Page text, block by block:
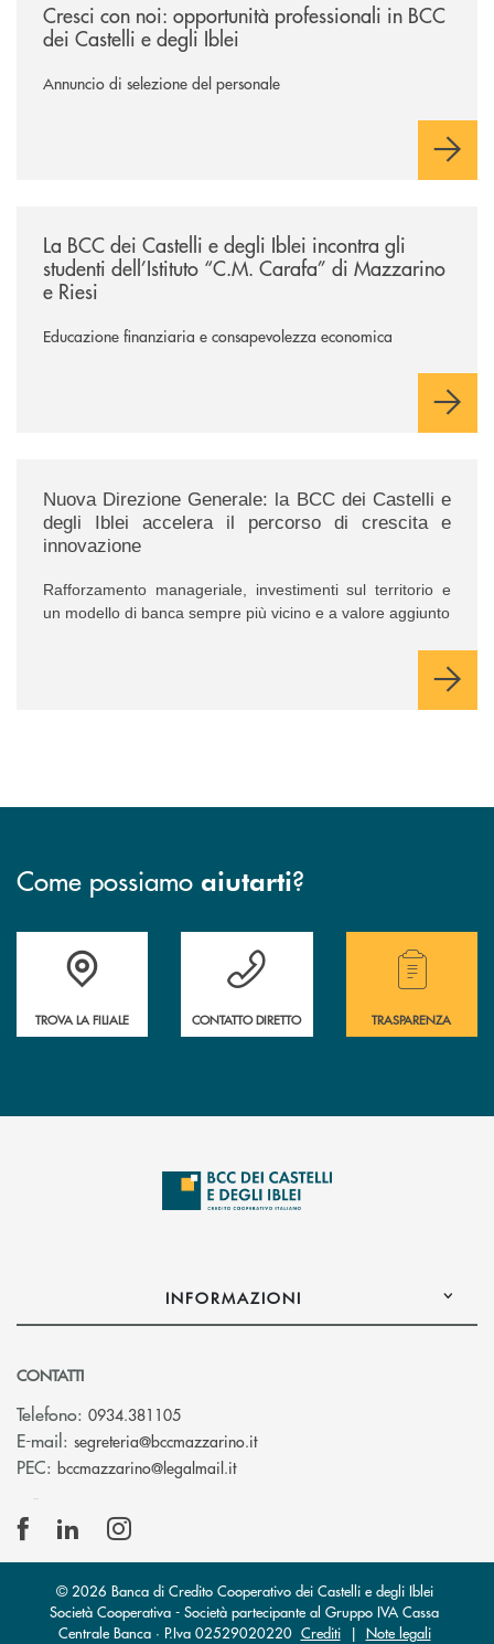
Cresci con noi: opportunità professionali in BCC
dei Castelli e degli Iblei
Annuncio di selezione del personale
La BCC dei Castelli e degli Iblei incontra gli
studenti dell’Istituto “C.M. Carafa” di Mazzarino
e Riesi
Educazione finanziaria e consapevolezza economica
Nuova Direzione Generale: la BCC dei Castelli e
degli Iblei accelera il percorso di crescita e
innovazione
Rafforzamento manageriale, investimenti sul territorio e
un modello di banca sempre più vicino e a valore aggiunto
Come possiamo aiutarti?
Accedi all' elenco completo delle filiali .
TROVA LA FILIALE
Hai bisogno di assistenza immediata?
CONTATTO DIRETTO
Hai bisogno di
TRASPARENZA
INFORMAZIONI
CONTATTI
Telefono: 0934.381105
E-mail: segreteria@bccmazzarino.it(si apre l’app di posta
PEC: bccmazzarino@legalmail.it(si apre l’app di posta elettronica)
© 2026 Banca di Credito Cooperativo dei Castelli e degli Iblei
Società Cooperativa - Società partecipante al Gruppo IVA Cassa
Centrale Banca · P.Iva 02529020220 Crediti| Note legali